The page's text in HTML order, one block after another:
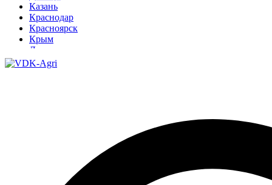
Казань
Краснодар
Красноярск
Крым
Луганск
Москва
Нижний Новгород